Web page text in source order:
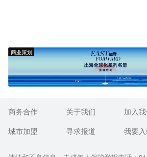
商业策划
商务合作 关于我们 加入
城市加盟
寻求报道 我要入